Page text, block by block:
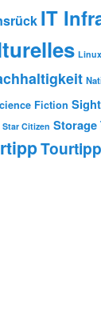
IT
Linux
Fiction
Star Citizen Storage
Tourtipp